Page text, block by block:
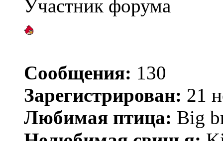
Участник форума
Сообщения: 130
Зарегистрирован: 21
Любимая птица: Big